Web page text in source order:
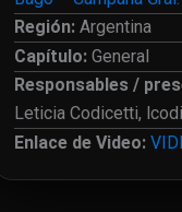
Región:Argentina
Capítulo:General
Responsables /
Leticia Codicetti,
Enlace de Video: